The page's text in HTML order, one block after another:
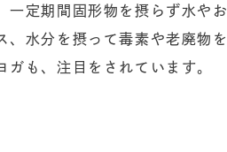
一定期間固形物を摂らず水やお
水分を摂って毒素や老廃物を
も、注目をされています。